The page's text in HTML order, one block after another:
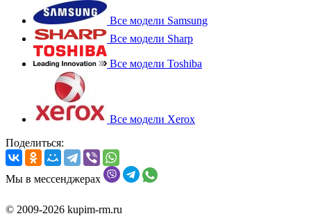
Все модели Samsung
Все модели Sharp
Все модели Toshiba
Все модели Xerox
Поделиться:
Мы в мессенджерах
© 2009-2026 kupim-rm.ru